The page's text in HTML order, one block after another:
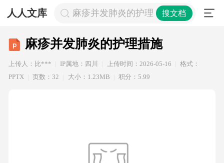
人人文库 麻疹并发肺炎的护理措施搜文档
麻疹并发肺炎的护理措施
上传人：比*** IP属地：四川 上传时间：2026-05-16
格式：
PPTX
页数：32 大小：1.23MB 积分：5.99